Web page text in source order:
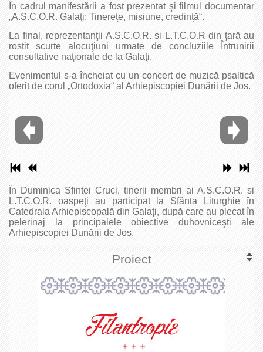
În cadrul manifestării a fost prezentat şi filmul documentar
„A.S.C.O.R. Galaţi: Tinereţe, misiune, credinţă“.
La final, reprezentanţii A.S.C.O.R. si L.T.C.O.R din ţară au
rostit scurte alocuţiuni urmate de concluziile Întrunirii
consultative naţionale de la Galaţi.
Evenimentul s-a încheiat cu un concert de muzică psaltică
oferit de corul „Ortodoxia“ al Arhiepiscopiei Dunării de Jos.
În Duminica Sfintei Cruci, tinerii membri ai A.S.C.O.R. si
L.T.C.O.R. oaspeţi au participat la Sfânta Liturghie în
Catedrala Arhiepiscopală din Galaţi, după care au plecat în
pelerinaj la principalele obiective duhovniceşti ale
Arhiepiscopiei Dunării de Jos.
Proiect